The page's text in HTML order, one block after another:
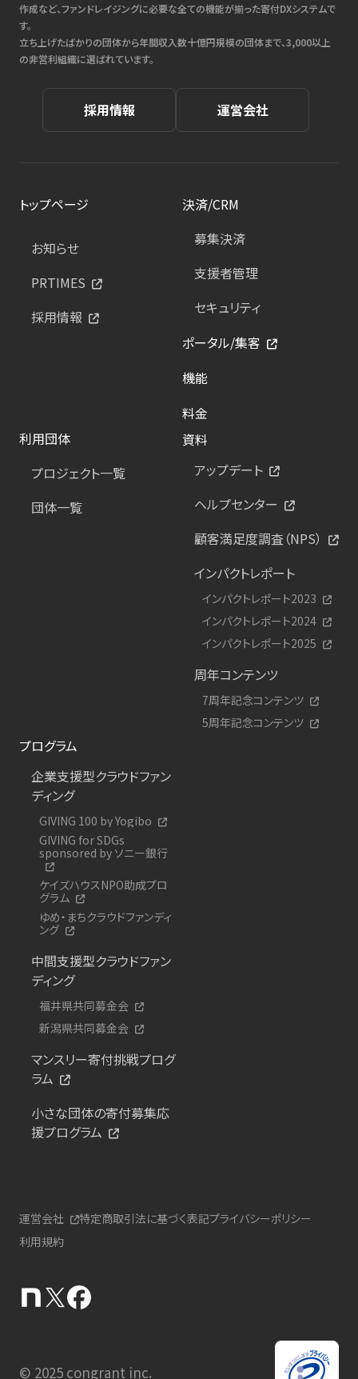
作成など、ファンドレイジングに必要な全ての機能が揃った寄付DXシステムで
す。
立ち上げたばかりの団体から年間収入数十億円規模の団体まで、3,000以上
の非営利組織に選ばれています。
採用情報 運営会社
トップページ
お知らせ
PRTIMES
採用情報
決済/CRM
募集決済
支援者管理
セキュリティ
ポータル/集客
機能
料金
利用団体
プロジェクト一覧
団体一覧
資料
アップデート
ヘルプセンター
顧客満足度調査（NPS）
インパクトレポート
インパクトレポート2023
インパクトレポート2024
インパクトレポート2025
周年コンテンツ
7周年記念コンテンツ
5周年記念コンテンツ
プログラム
企業支援型クラウドファン
ディング
GIVING 100 by Yogibo
GIVING for SDGs
sponsored by ソニー銀行
ケイズハウスNPO助成プロ
グラム
ゆめ・まちクラウドファンディ
ング
中間支援型クラウドファン
ディング
福井県共同募金会
新潟県共同募金会
マンスリー寄付挑戦プログ
ラム
小さな団体の寄付募集応
援プログラム
運営会社 特定商取引法に基づく表記プライバシーポリシー
利用規約
© 2025 congrant inc.